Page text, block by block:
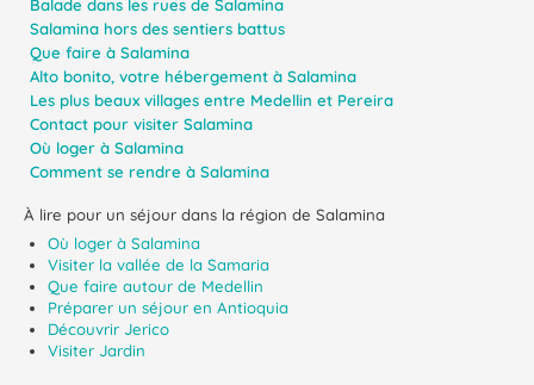
Balade dans les rues de Salamina
Salamina hors des sentiers battus
Que faire à Salamina
Alto bonito, votre hébergement à Salamina
Les plus beaux villages entre Medellin et Pereira
Contact pour visiter Salamina
Où loger à Salamina
Comment se rendre à Salamina
À lire pour un séjour dans la région de Salamina
Où loger à Salamina
Visiter la vallée de la Samaria
Que faire autour de Medellin
Préparer un séjour en Antioquia
Découvrir Jerico
Visiter Jardin